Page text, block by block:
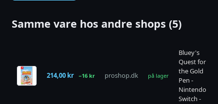
Samme vare hos andre shops (5)
214,00 kr −16 kr proshop.dk på lager
Bluey's
Quest for
the Gold
Pen -
Nintendo
Switch -